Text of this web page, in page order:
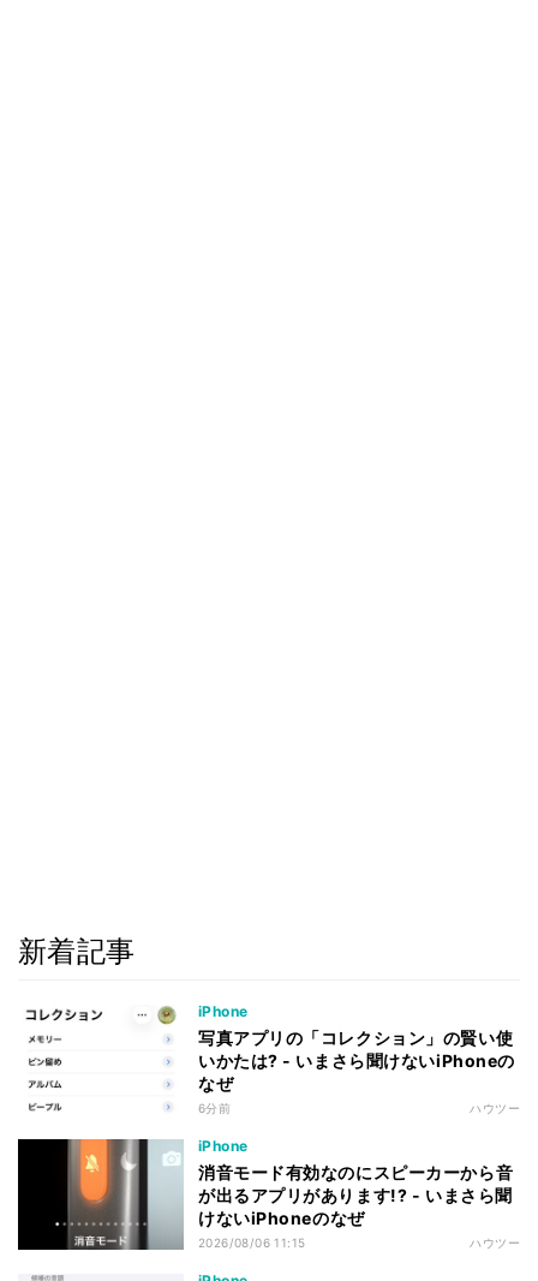
新着記事
iPhone
写真アプリの「コレクション」の賢い使
いかたは? - いまさら聞けないiPhoneの
なぜ
6分前 ハウツー
iPhone
消音モード有効なのにスピーカーから音
が出るアプリがあります!? - いまさら聞
けないiPhoneのなぜ
2026/08/06 11:15 ハウツー